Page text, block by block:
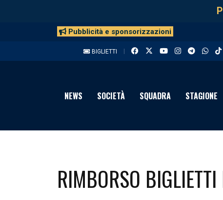
Pubblicità e sponsorizzazioni
BIGLIETTI
NEWS SOCIETÀ SQUADRA STAGIONE
RIMBORSO